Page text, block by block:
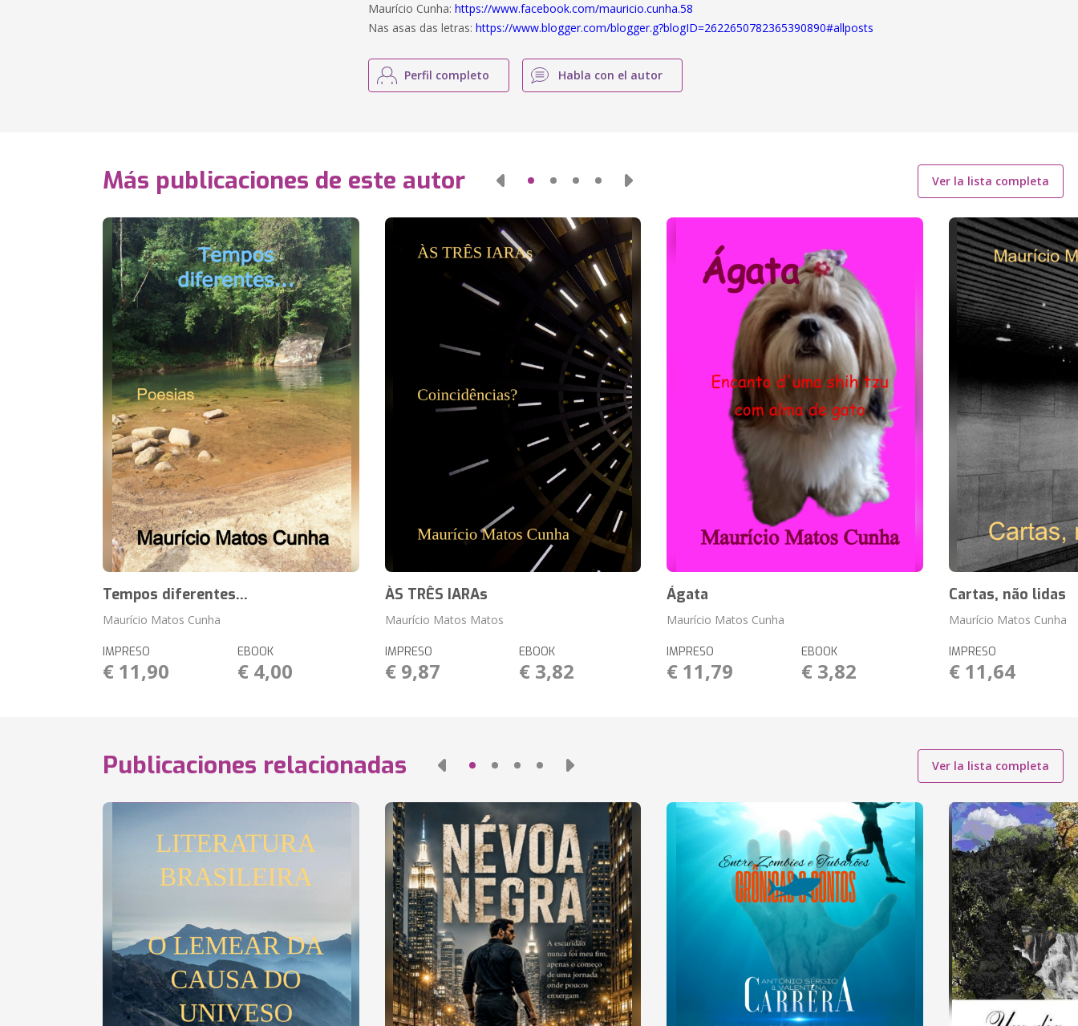
Maurício Cunha:https://www.facebook.com/mauricio.cunha.58
Nas asas das letras:https://www.blogger.com/blogger.g?blogID=2622650782365390890#allposts
Perfil completo Habla con el autor
Más publicaciones de este autor Ver la lista completa
Tempos diferentes...
Maurício Matos Cunha
IMPRESO
€ 11,90
EBOOK
€ 4,00
ÀS TRÊS IARAs
Maurício Matos Matos
IMPRESO
€ 9,87
EBOOK
€ 3,82
Ágata
Maurício Matos Cunha
IMPRESO
€ 11,79
EBOOK
€ 3,82
Cartas, não lidas
Maurício Matos Cunha
IMPRESO
€ 11,64
Publicaciones relacionadas Ver la lista completa